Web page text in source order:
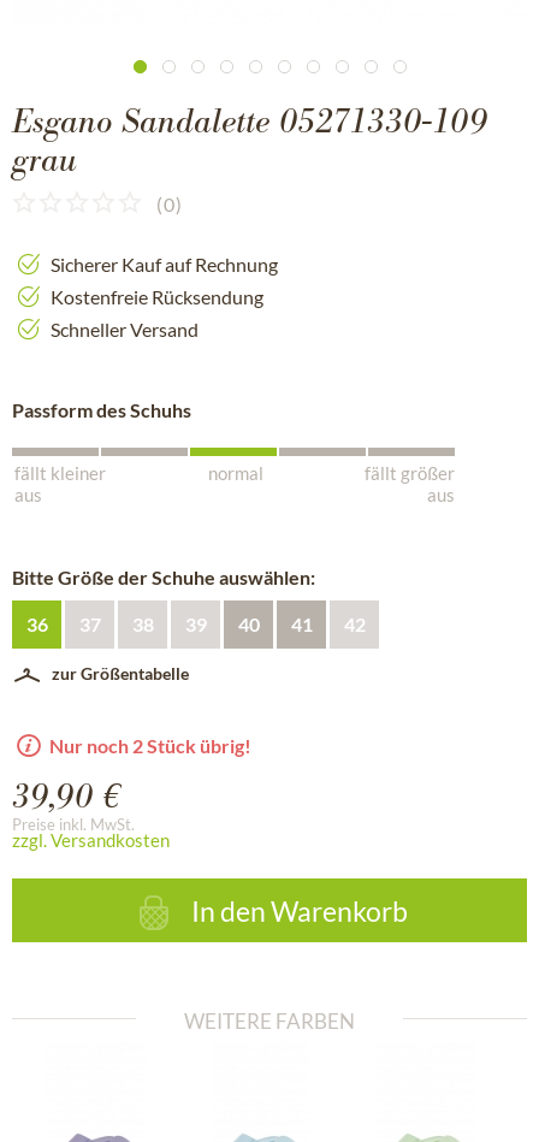
Esgano Sandalette 05271330-109
grau
(0)
Sicherer Kauf auf Rechnung
Kostenfreie Rücksendung
Schneller Versand
Passform des Schuhs
fällt kleiner
aus
normal
fällt größer
aus
Bitte Größe der Schuhe auswählen:
36 37 38 39 40 41 42
zur Größentabelle
Nur noch 2 Stück übrig!
39,90 €
Preise inkl. MwSt.
zzgl. Versandkosten
In denWarenkorb
WEITERE FARBEN